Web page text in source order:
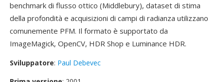
benchmark di flusso ottico (Middlebury), dataset di stima
della profondità e acquisizioni di campi di radianza utilizzano
comunemente PFM. Il formato è supportato da
ImageMagick, OpenCV, HDR Shop e Luminance HDR.
Sviluppatore: Paul Debevec